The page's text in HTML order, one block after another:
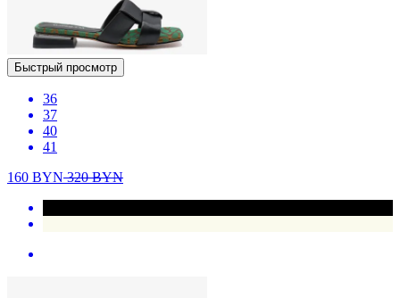
Быстрый просмотр
36
37
40
41
160 BYN320BYN